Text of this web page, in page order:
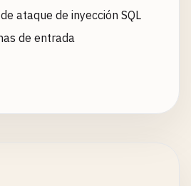
ataque de inyección SQL
de entrada